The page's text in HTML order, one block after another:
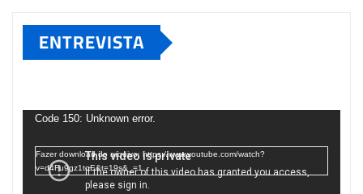
ENTREVISTA
deCode 150: Unknown error.
Fazer download do arquivo: https://www.youtube.com/watch?
v=d4Fu9gz1tqE&t=19s&_=1